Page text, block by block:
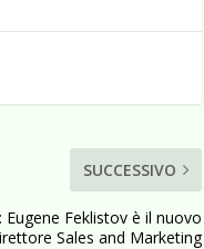
SUCCESSIVO
Feklistov è il nuovo
Sales and Marketing